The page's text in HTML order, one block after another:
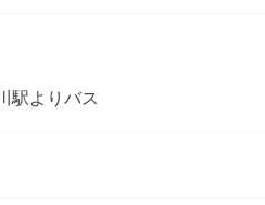
駅よりバス